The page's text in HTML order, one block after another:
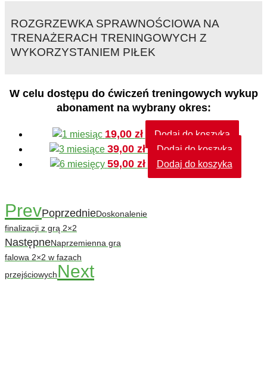
ROZGRZEWKA SPRAWNOŚCIOWA NA
TRENAŻERACH TRENINGOWYCH Z
WYKORZYSTANIEM PIŁEK
W celu dostępu do ćwiczeń treningowych wykup
abonament na wybrany okres:
19,00 zł Dodaj do koszyka
39,00 zł Dodaj do koszyka
59,00 zł Dodaj do koszyka
PrevPoprzednieDoskonalenie
finalizacji z grą 2×2
NastępneNaprzemienna gra
falowa 2×2 w fazach
przejściowychNext